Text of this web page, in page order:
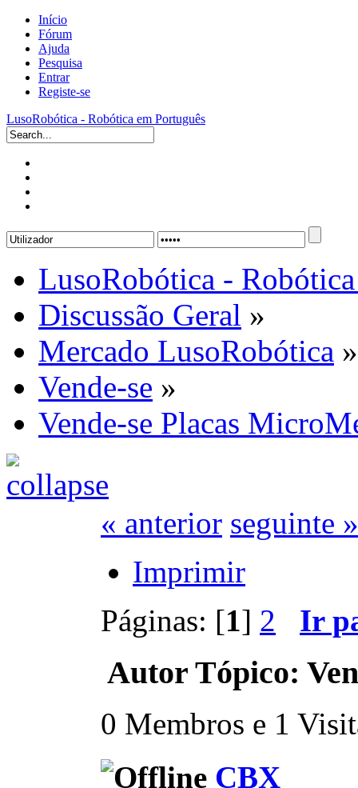
Início
Fórum
Ajuda
Pesquisa
Entrar
Registe-se
LusoRobótica - Robótica em Português
LusoRobótica -
Discussão Geral »
Mercado LusoRobótica »
Vende-se »
Vende-se Placas
« anterior seguinte »
Imprimir
Páginas: [1] 2 Ir
Autor Tópico:
0 Membros e 1
CBX